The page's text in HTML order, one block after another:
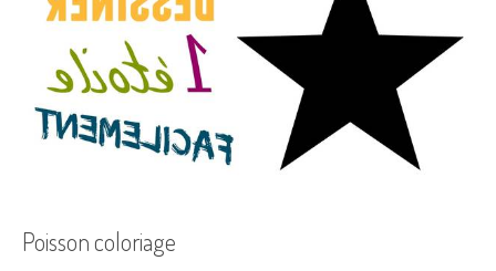
Poisson coloriage